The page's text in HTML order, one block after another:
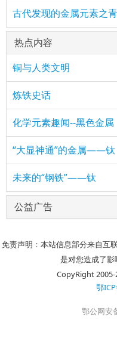
古代发现的金属元素之
热点内容
铜与人类文明
炼铁史话
化学元素趣闻--黑色金属
“大显神通”的金属——钛
未来的“钢铁”——钛
公益广告
免责声明：本站信息部分来自互
是对您造成了影
CopyRight 2005-
鄂
鄂公网安